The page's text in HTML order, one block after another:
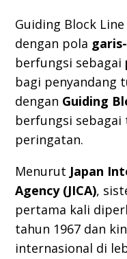
Guiding Block
dengan pola
berfungsi sebagai
bagi penyandang
dengan Guiding
berfungsi
peringatan.
Menurut Japan
Agency (JICA),
pertama kali
tahun 1967 dan
internasional di